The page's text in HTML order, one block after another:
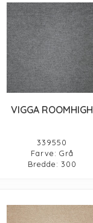
VIGGA ROOMHIGH
339550
Farve: Grå
Bredde: 300